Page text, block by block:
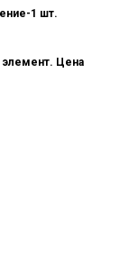
1 шт.
элемент. Цена